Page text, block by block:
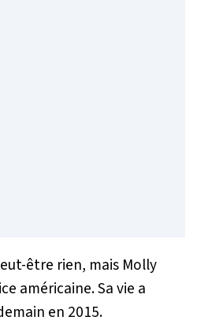
être rien, mais Molly
américaine. Sa vie a
en 2015.